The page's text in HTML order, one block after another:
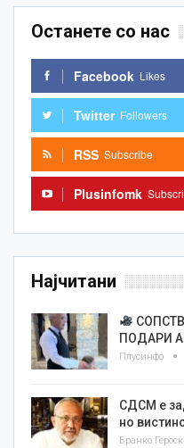
Останете со нас
Facebook Likes
Twitter Followers
RSS Subscribe
Plusinfomk
Најчитани
ПОДАРИ
Плусинфо
СДСМ е
но
Бранко